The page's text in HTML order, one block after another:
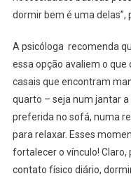
dormir bem é uma delas”,
A psicóloga recomenda
essa opção avaliem o que
casais que encontram
quarto – seja num jantar
preferida no sofá, numa
para relaxar. Esses
fortalecer o vínculo!
contato físico diário,